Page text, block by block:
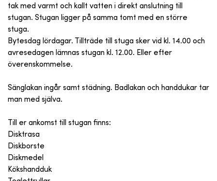
tak med varmt och kallt vatten i direkt anslutning till
stugan. Stugan ligger på samma tomt med en större
stuga.
Bytesdag lördagar. Tillträde till stuga sker vid kl. 14.00 och
avresedagen lämnas stugan kl. 12.00. Eller efter
överenskommelse.
Sänglakan ingår samt städning. Badlakan och handdukar tar
man med själva.
Till er ankomst till stugan finns:
Disktrasa
Diskborste
Diskmedel
Kökshandduk